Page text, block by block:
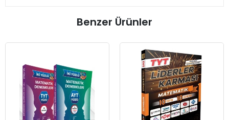
Benzer Ürünler